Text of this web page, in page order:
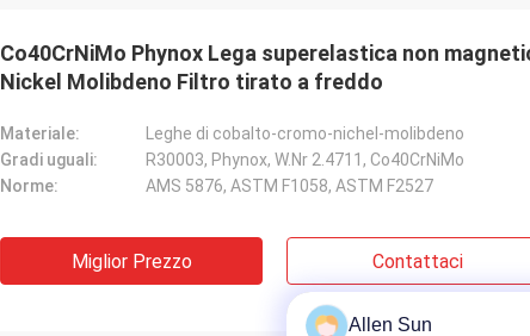
Co40CrNiMo Phynox Lega superelastica non
Nickel Molibdeno Filtro tirato a freddo
Materiale:
Leghe di cobalto-cromo-nichel-molibdeno
Gradi uguali:
R30003, Phynox, W.Nr 2.4711, Co40CrNiMo
Norme:
AMS 5876, ASTM F1058, ASTM F2527
Miglior Prezzo Contattaci
Allen Sun